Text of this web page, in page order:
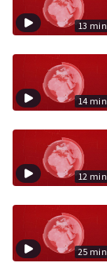
13 min
14 min
12 min
25 min